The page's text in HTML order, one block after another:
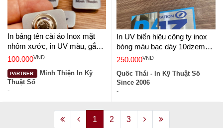
In bảng tên cài áo Inox mặt
nhôm xước, in UV màu, gắn
nam châm mặt sau -
100.000VND
PARTNER
Minh Thiện In Kỹ
Thuật Số
-
In UV biển hiệu công ty inox
bóng màu bạc dày 10dzem
kích thước 10x10cm - In Kỹ
250.000VND
Quốc Thái - In Kỹ Thuật Số
Since 2006
-
1 2 3